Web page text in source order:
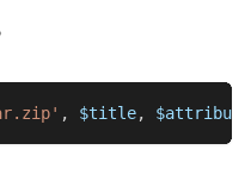
, $title,